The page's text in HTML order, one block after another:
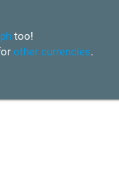
too!
other currencies.